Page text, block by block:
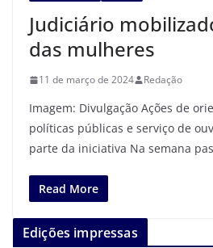
Judiciário
das mulheres
11 de março de 2024 Redação
Imagem: Divulgação Ações de
políticas públicas e serviço de
parte da iniciativa Na semana
Read More
Edições impressas